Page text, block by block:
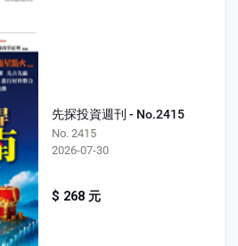
先探投資週刊 - No.2415
No. 2415
2026-07-30
$ 268 元